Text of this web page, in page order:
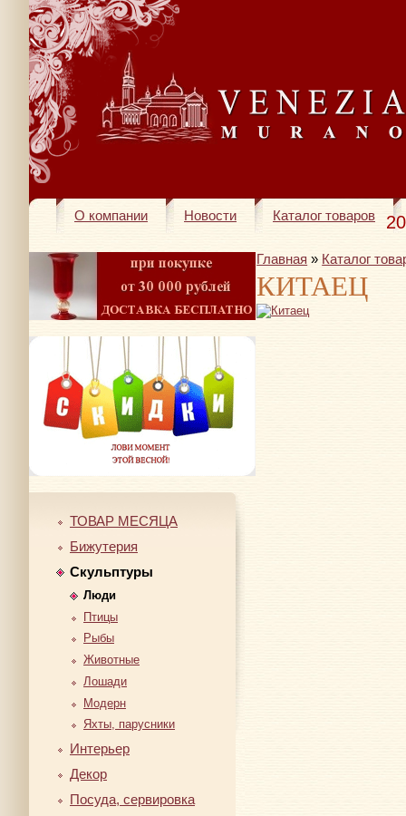
О компании Новости Каталог товаров
ТОВАР МЕСЯЦА
Бижутерия
Скульптуры
Люди
Птицы
Рыбы
Животные
Лошади
Модерн
Яхты, парусники
Интерьер
Декор
Посуда, сервировка
Главная » Каталог
КИТАЕЦ